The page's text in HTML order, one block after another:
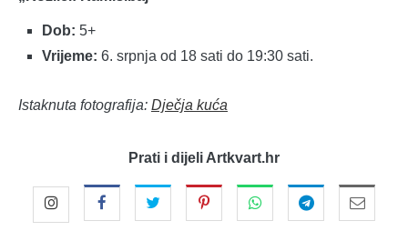
Dob: 5+
Vrijeme: 6. srpnja od 18 sati do 19:30 sati.
Istaknuta fotografija: Dječja kuća
Prati i dijeli Artkvart.hr